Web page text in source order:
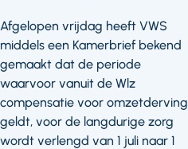
Afgelopen vrijdag heeft VWS
middels een Kamerbrief bekend
gemaakt dat de periode
waarvoor vanuit de Wlz
compensatie voor omzetderving
geldt, voor de langdurige zorg
wordt verlengd van 1 juli naar 1